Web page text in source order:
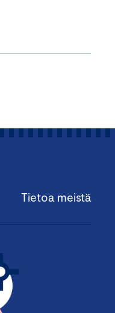
Tietoa meistä